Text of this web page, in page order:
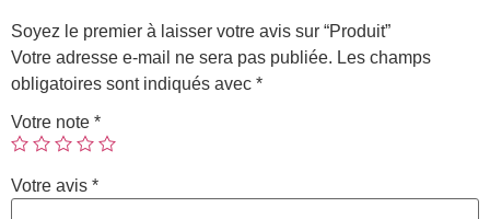
Soyez le premier à laisser votre avis sur “Produit”
Votre adresse e-mail ne sera pas publiée. Les champs
obligatoires sont indiqués avec *
Votre note *
Votre avis *